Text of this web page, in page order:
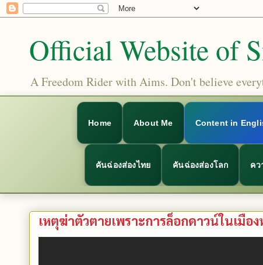
Official Website of
A Freedom Rider with Aims. Don't believe
Home About Me Content in
คันฉ่องส่องไทย คันฉ่องส่องโลก คว
เหตุฆ่าตัวตายเพราะการล็อกดาวน์ในเมือ